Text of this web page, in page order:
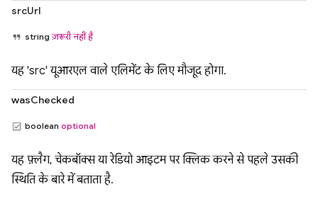
srcUrl
stringज़रूरी नहीं है
यह 'src' यूआरएल वाले एलिमेंट के लिए मौजूद होगा.
wasChecked
boolean optional
यह फ़्लैग, चेकबॉक्स या रेडियो आइटम पर क्लिक करने से पहले उसकी
स्थिति के बारे में बताता है.